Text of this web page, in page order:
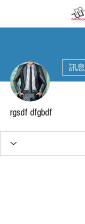
訊息
rgsdf dfgbdf